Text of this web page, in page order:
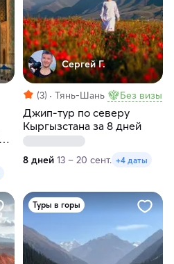
Сергей Г.
(3) Тянь-Шань Без визы
Джип-тур по северу
Кыргызстана за 8 дней
8 дней 13 – 20 сент. +4 даты
Туры в горы